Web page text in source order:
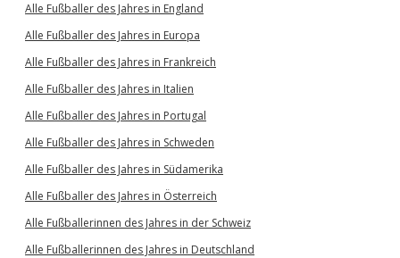
Alle Fußballer des Jahres in England
Alle Fußballer des Jahres in Europa
Alle Fußballer des Jahres in Frankreich
Alle Fußballer des Jahres in Italien
Alle Fußballer des Jahres in Portugal
Alle Fußballer des Jahres in Schweden
Alle Fußballer des Jahres in Südamerika
Alle Fußballer des Jahres in Österreich
Alle Fußballerinnen des Jahres in der Schweiz
Alle Fußballerinnen des Jahres in Deutschland